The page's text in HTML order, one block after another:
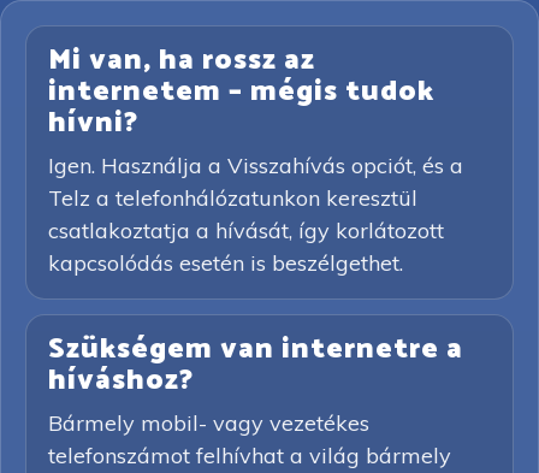
Mi van, ha rossz az
internetem – mégis tudok
hívni?
Igen. Használja a Visszahívás opciót, és a
Telz a telefonhálózatunkon keresztül
csatlakoztatja a hívását, így korlátozott
kapcsolódás esetén is beszélgethet.
Szükségem van internetre a
híváshoz?
Bármely mobil- vagy vezetékes
telefonszámot felhívhat a világ bármely